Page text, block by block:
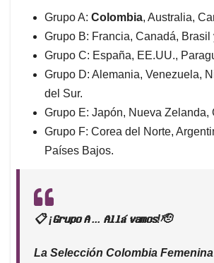
Grupo A: Colombia, Australia,
Grupo B: Francia, Canadá, Brasil
Grupo C: España, EE.UU.,
Grupo D: Alemania, Venezuela,
del Sur.
Grupo E: Japón, Nueva Zelanda,
Grupo F: Corea del Norte,
Países Bajos.
📋 ¡𝐆𝐫𝐮𝐩𝐨 𝐀 ... 𝐀𝐥𝐥𝐚́ 𝐯𝐚𝐦𝐨𝐬!🫡
La Selección Colombia